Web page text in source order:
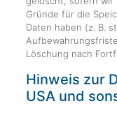
Gründe für die
Daten haben (z. B.
Löschung nach
Hinweis zur
USA und